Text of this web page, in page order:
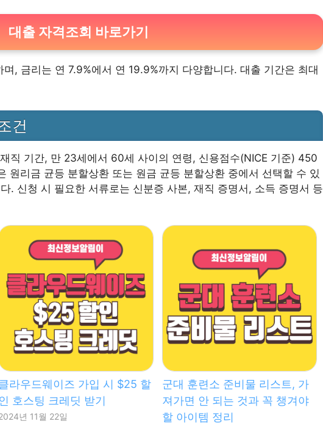
대출 자격조회 바로가기
, 금리는 연 7.9%에서 연 19.9%까지 다양합니다. 대출 기간은 최대
건
직 기간, 만 23세에서 60세 사이의 연령, 신용점수(NICE 기준) 450
원리금 균등 분할상환 또는 원금 균등 분할상환 중에서 선택할 수 있
. 신청 시 필요한 서류로는 신분증 사본, 재직 증명서, 소득 증명서 등
라우드웨이즈 가입 시 $25 할
인 호스팅 크레딧 받기
년 11월 22일
군대 훈련소 준비물 리스트, 가
져가면 안 되는 것과 꼭 챙겨야
할 아이템 정리